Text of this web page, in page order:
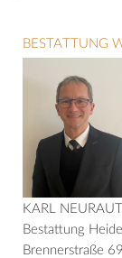
BESTATTUNG
KARL
Bestattung
Brennerstraße 69